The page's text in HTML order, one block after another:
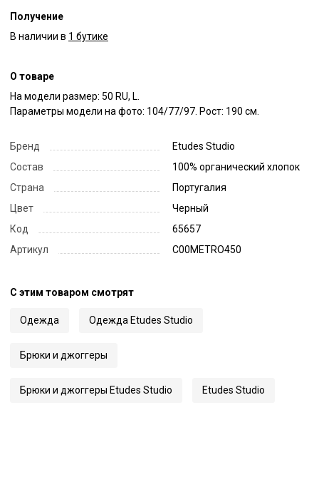
Получение
В наличии в 1 бутике
О товаре
На модели размер: 50 RU, L.
Параметры модели на фото: 104/77/97. Рост: 190 см.
Бренд
Etudes Studio
Состав
100% органический хлопок
Страна
Португалия
Цвет
Черный
Код
65657
Артикул
C00METRO450
С этим товаром смотрят
Одежда Одежда Etudes Studio
Брюки и джоггеры
Брюки и джоггеры Etudes Studio Etudes Studio